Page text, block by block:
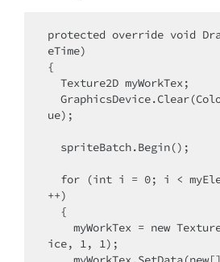
protected override void
eTime)
{
ue);
++)
ice, 1, 1);